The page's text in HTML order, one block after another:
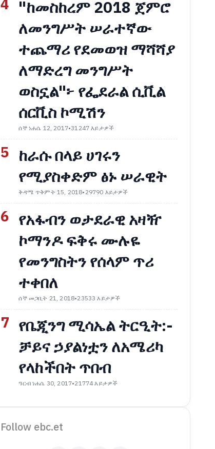
4 "ከመስከረም 2018 ጀምሮ
ለመንግሥት ሠራተኛው
ተጨማሪ የደመወዝ ማሻሻያ
ለማድረግ መንግሥት
ወስኗል"፦ የፌደራል ሲቪል
ሰርቪስ ኮሚሽን
ሰኞ ነሐሴ 12, 2017•31247 እይታዎች
5 ከራሱ በላይ ሀገሩን
የሚያስቀድም ፅኑ ሠራዊት
ቅዳሜ ጥቅምት 15, 2018•29790 እይታዎች
6 የአፋብን ወታደራዊ አዛዥ
ኮማንዶ ፍቅሩ ሙሉዬ
የመንግስትን የሰላም ጥሪ
ተቀበለ
ሰኞ መጋቢት 21, 2018•23533 እይታዎች
7 የቤጂንግ ሚሳኤል ትርዒት:-
ቻይና ኃያልነቷን ለአሜሪካ
የላከችበት ጥበብ
ዓርብ ነሐሴ 30, 2017•21774 እይታዎች
Follow ebc.et